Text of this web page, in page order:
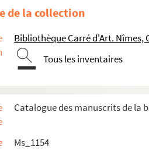
de la collection
Bibliothèque Carré d'Art. Nîmes,
Tous les inventaires
Catalogue des manuscrits de la
Ms_1154
directeur des Archives nationales
peintures, sculptures